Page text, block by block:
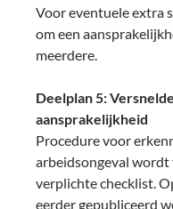
Voor eventuele extra
om een
meerdere.
Deelplan 5:
aansprakelijkheid
Procedure voor
arbeidsongeval wordt
verplichte checklist.
eerder gepubliceerd